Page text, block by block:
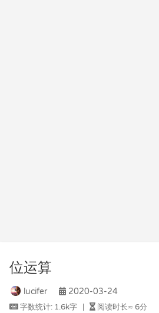
位运算
lucifer 2020-03-24
字数统计: 1.6k字 阅读时长≈ 6分